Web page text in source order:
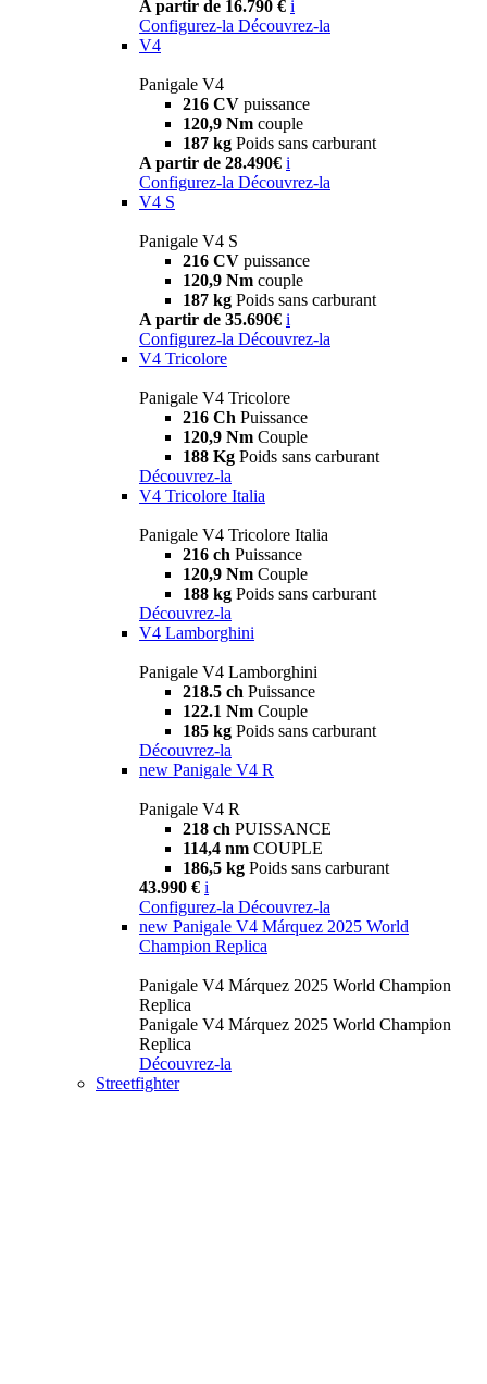
A partir de 16.790 € i
Configurez-la Découvrez-la
V4
Panigale V4
216 CV puissance
120,9 Nm couple
187 kg Poids sans carburant
A partir de 28.490€ i
Configurez-la Découvrez-la
V4 S
Panigale V4 S
216 CV puissance
120,9 Nm couple
187 kg Poids sans carburant
A partir de 35.690€ i
Configurez-la Découvrez-la
V4 Tricolore
Panigale V4 Tricolore
216 Ch Puissance
120,9 Nm Couple
188 Kg Poids sans carburant
Découvrez-la
V4 Tricolore Italia
Panigale V4 Tricolore Italia
216 ch Puissance
120,9 Nm Couple
188 kg Poids sans carburant
Découvrez-la
V4 Lamborghini
Panigale V4 Lamborghini
218.5 ch Puissance
122.1 Nm Couple
185 kg Poids sans carburant
Découvrez-la
new Panigale V4 R
Panigale V4 R
218 ch PUISSANCE
114,4 nm COUPLE
186,5 kg Poids sans carburant
43.990 € i
Configurez-la Découvrez-la
new Panigale V4 Márquez 2025 World
Champion Replica
Panigale V4 Márquez 2025 World Champion
Replica
Panigale V4 Márquez 2025 World Champion
Replica
Découvrez-la
Streetfighter